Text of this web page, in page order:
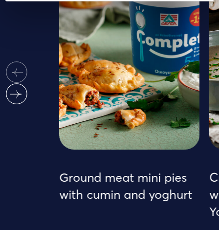
Ground meat mini pies
with cumin and yoghurt